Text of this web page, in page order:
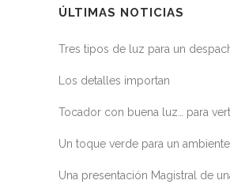
ÚLTIMAS NOTICIAS
Tres tipos de luz para un
Los detalles importan
Tocador con buena luz… para
Un toque verde para un
Una presentación Magistral de